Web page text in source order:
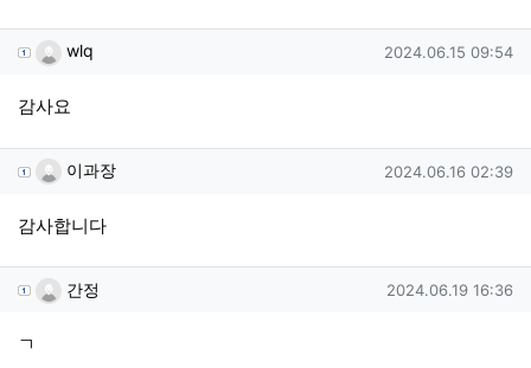
wlq님의 댓글
wlq 작성일
2024.06.15 09:54
감사요
이과장님의 댓글
이과장 작성일
2024.06.16 02:39
감사합니다
간정님의 댓글
간정 작성일
2024.06.19 16:36
ㄱ